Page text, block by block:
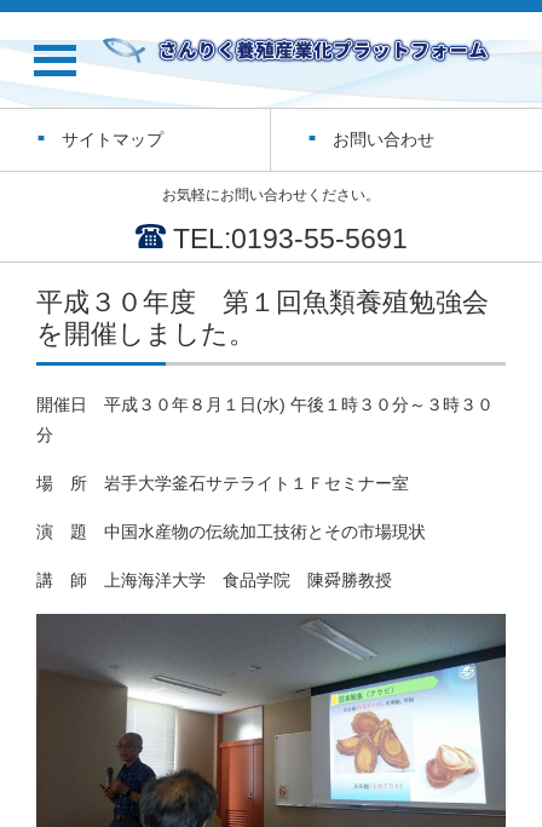
サイトマップ お問い合わせ
お気軽にお問い合わせください。
TEL:0193-55-5691
平成３０年度 第１回魚類養殖勉強会
を開催しました。
開催日 平成３０年８月１日(水) 午後１時３０分～３時３０
分
場 所 岩手大学釜石サテライト１Ｆセミナー室
演 題 中国水産物の伝統加工技術とその市場現状
講 師 上海海洋大学 食品学院 陳舜勝教授